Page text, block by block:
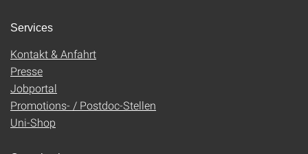
Services
Kontakt & Anfahrt
Presse
Jobportal
Promotions- / Postdoc-Stellen
Uni-Shop